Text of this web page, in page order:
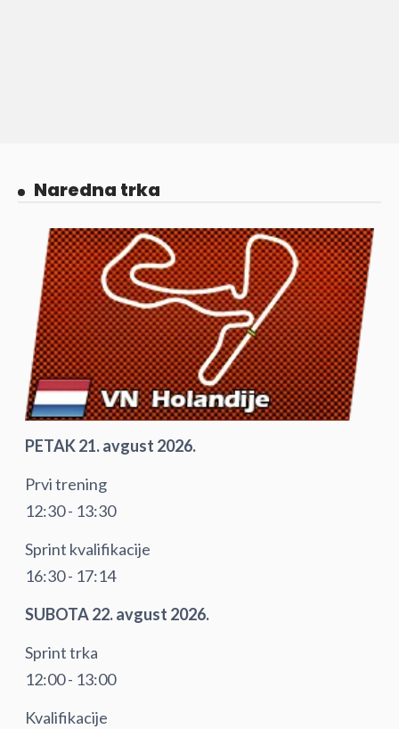
Naredna trka
PETAK 21. avgust 2026.
Prvi trening
12:30 - 13:30
Sprint kvalifikacije
16:30 - 17:14
SUBOTA 22. avgust 2026.
Sprint trka
12:00 - 13:00
Kvalifikacije